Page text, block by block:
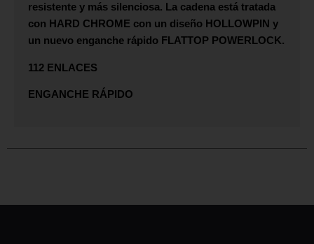
resistente y más silenciosa. La cadena está tratada
con HARD CHROME con un diseño HOLLOWPIN y
un nuevo enganche rápido FLATTOP POWERLOCK.
112 ENLACES
ENGANCHE RÁPIDO